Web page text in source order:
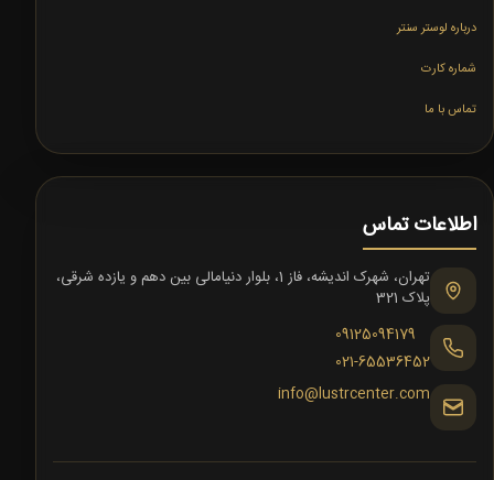
درباره لوستر سنتر
شماره کارت
تماس با ما
اطلاعات تماس
تهران، شهرک اندیشه، فاز 1، بلوار دنیامالی بین دهم و یازده شرقی،
پلاک 321
09125094179
021-65536452
info@lustrcenter.com